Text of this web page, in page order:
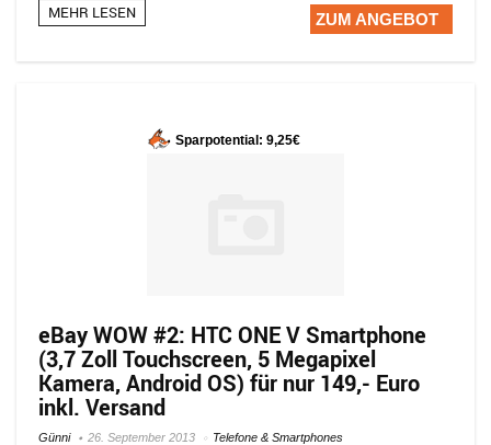
MEHR LESEN ZUM ANGEBOT
Sparpotential: 9,25€
eBay WOW #2: HTC ONE V Smartphone
(3,7 Zoll Touchscreen, 5 Megapixel
Kamera, Android OS) für nur 149,- Euro
inkl. Versand
Günni 26. September 2013 Telefone & Smartphones